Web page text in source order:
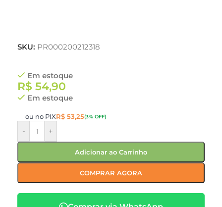
SKU: PR000200212318
Em estoque
R$ 54,90
Em estoque
ou no PIXR$ 53,25(3% OFF)
- +
Adicionar ao Carrinho
COMPRAR AGORA